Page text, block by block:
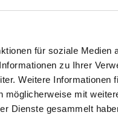
für soziale Medien
zu Ihrer
Weitere Informationen
mit
Dienste gesammelt
ein allgemeines
Lösung
ist hinterlaufsicher. Sie
Spezialvlies
erfolgt in mehreren